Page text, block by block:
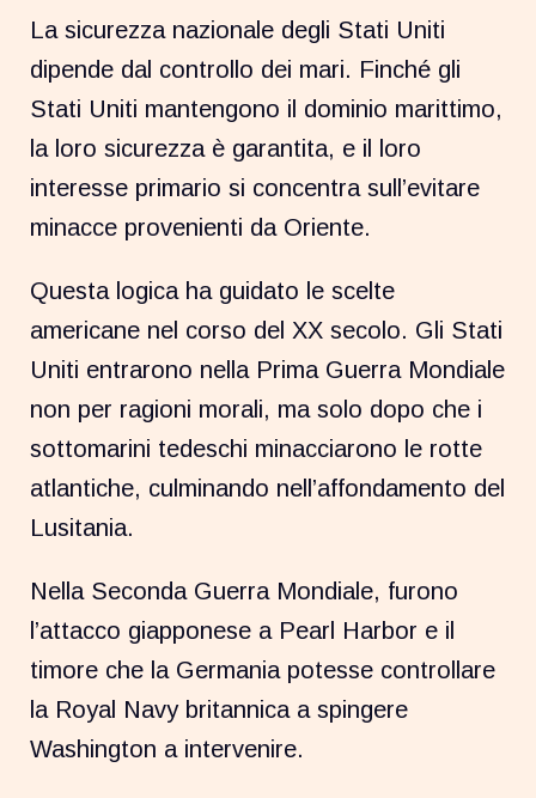
La sicurezza nazionale degli Stati Uniti
dipende dal controllo dei mari. Finché gli
Stati Uniti mantengono il dominio marittimo,
la loro sicurezza è garantita, e il loro
interesse primario si concentra sull’evitare
minacce provenienti da Oriente.
Questa logica ha guidato le scelte
americane nel corso del XX secolo. Gli Stati
Uniti entrarono nella Prima Guerra Mondiale
non per ragioni morali, ma solo dopo che i
sottomarini tedeschi minacciarono le rotte
atlantiche, culminando nell’affondamento del
Lusitania.
Nella Seconda Guerra Mondiale, furono
l’attacco giapponese a Pearl Harbor e il
timore che la Germania potesse controllare
la Royal Navy britannica a spingere
Washington a intervenire.